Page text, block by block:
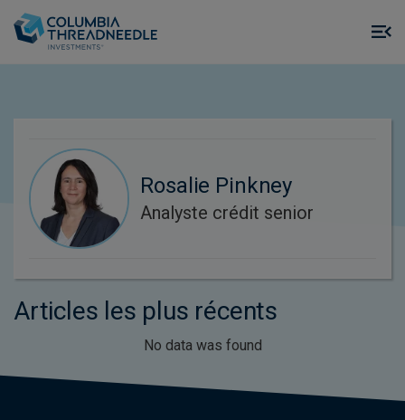
Rosalie Pinkney
Analyste crédit senior
Articles les plus récents
No data was found